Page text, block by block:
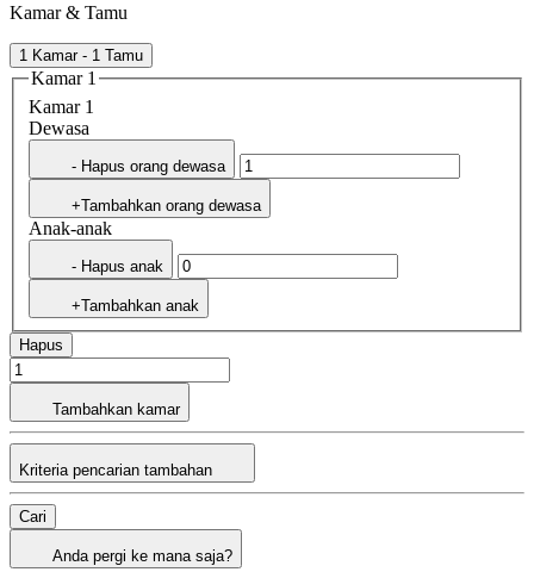
Kamar & Tamu
1 Kamar - 1 Tamu
Kamar 1
Kamar 1
Dewasa
- Hapus orang dewasa
+Tambahkan orang dewasa
Anak-anak
- Hapus anak
+Tambahkan anak
Hapus
Tambahkan kamar
Kriteria pencarian tambahan
Cari
Anda pergi ke mana saja?